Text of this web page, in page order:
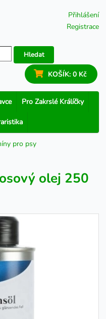
Přihlášení
Registrace
Hledat
KOŠÍK: 0 Kč
Pro Zakrslé Králíčky
pro psy
olej 250